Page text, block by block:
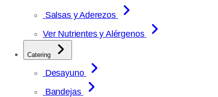
Salsas y Aderezos
Ver Nutrientes y Alérgenos
Catering
Desayuno
Bandejas